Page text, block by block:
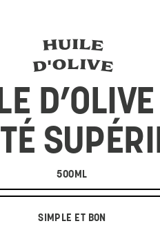
HUILE
D'OLIVE
500ML
SIMPLE ET BON